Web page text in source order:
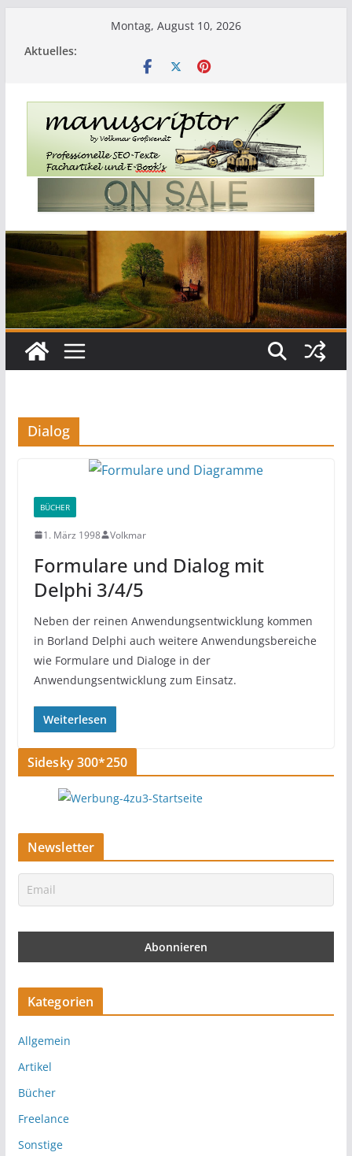
Montag, August 10, 2026
Aktuelles:
Dialog
BÜCHER
1. März 1998 Volkmar
Formulare und Dialog mit
Delphi 3/4/5
Neben der reinen Anwendungsentwicklung kommen
in Borland Delphi auch weitere Anwendungsbereiche
wie Formulare und Dialoge in der
Anwendungsentwicklung zum Einsatz.
Weiterlesen
Sidesky 300*250
Newsletter
Kategorien
Allgemein
Artikel
Bücher
Freelance
Sonstige